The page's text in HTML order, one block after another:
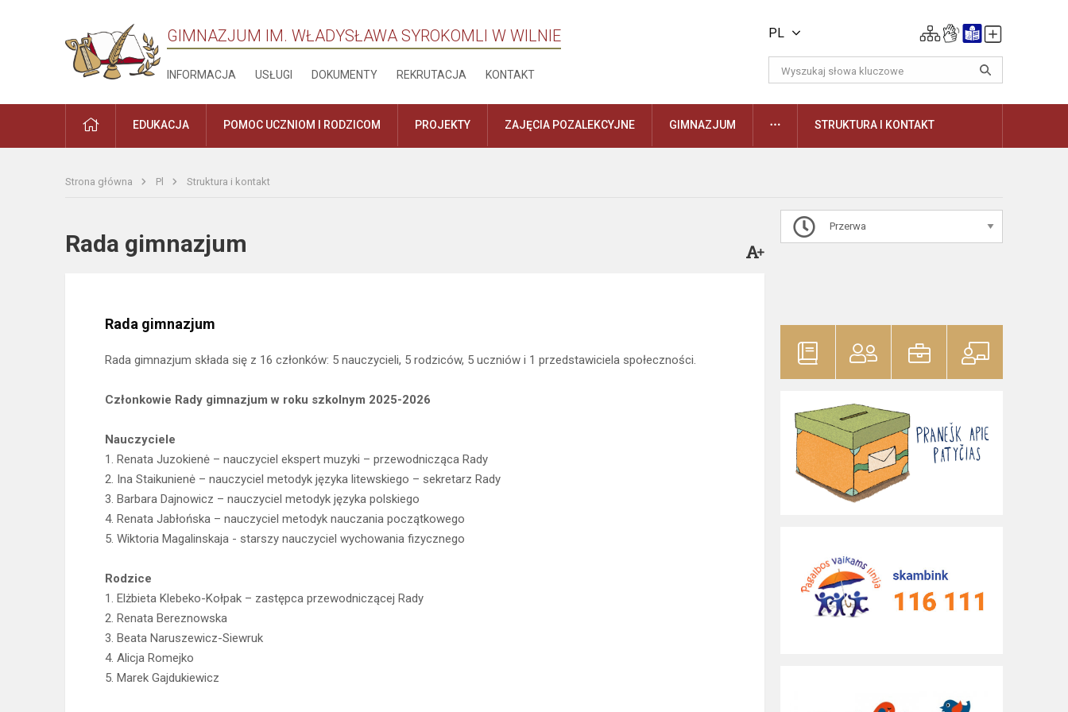
GIMNAZJUM IM. WŁADYSŁAWA SYROKOMLI W WILNIE
INFORMACJA USŁUGI DOKUMENTY REKRUTACJA KONTAKT
PL
PRADŽIAEDUKACJA POMOC UCZNIOM I RODZICOM PROJEKTY ZAJĘCIA POZALEKCYJNE GIMNAZJUM DAUGIAUSTRUKTURA I KONTAKT
Strona główna Pl Struktura i kontakt
Rada gimnazjum
Rada gimnazjum
Rada gimnazjum składa się z 16 członków: 5 nauczycieli, 5 rodziców, 5 uczniów i 1 przedstawiciela społeczności.
Członkowie Rady gimnazjum w roku szkolnym 2025-2026
Nauczyciele
1. Renata Juzokienė – nauczyciel ekspert muzyki – przewodnicząca Rady
2. Ina Staikunienė – nauczyciel metodyk języka litewskiego – sekretarz Rady
3. Barbara Dajnowicz – nauczyciel metodyk języka polskiego
4. Renata Jabłońska – nauczyciel metodyk nauczania początkowego
5. Wiktoria Magalinskaja - starszy nauczyciel wychowania fizycznego
Rodzice
1. Elżbieta Klebeko-Kołpak – zastępca przewodniczącej Rady
2. Renata Bereznowska
3. Beata Naruszewicz-Siewruk
4. Alicja Romejko
5. Marek Gajdukiewicz
Przerwa